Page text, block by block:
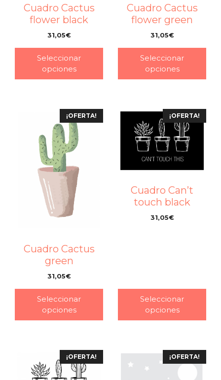
Cuadro Cactus
flower black
31,05€
Seleccionar
opciones
Cuadro Cactus
flower green
31,05€
Seleccionar
opciones
¡OFERTA!
Cuadro Cactus
green
31,05€
Seleccionar
opciones
¡OFERTA!
Cuadro Can’t
touch black
31,05€
Seleccionar
opciones
¡OFERTA! ¡OFERTA!